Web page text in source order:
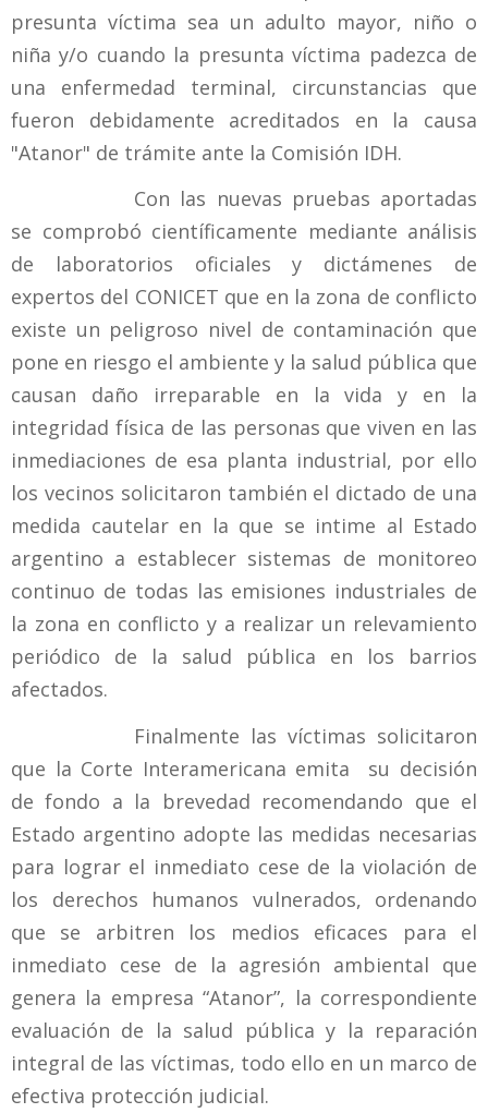
presunta víctima sea un adulto mayor, niño o
niña y/o cuando la presunta víctima padezca de
una enfermedad terminal, circunstancias que
fueron debidamente acreditados en la causa
"Atanor" de trámite ante la Comisión IDH.
Con las nuevas pruebas aportadas
se comprobó científicamente mediante análisis
de laboratorios oficiales y dictámenes de
expertos del CONICET que en la zona de conflicto
existe un peligroso nivel de contaminación que
pone en riesgo el ambiente y la salud pública que
causan daño irreparable en la vida y en la
integridad física de las personas que viven en las
inmediaciones de esa planta industrial, por ello
los vecinos solicitaron también el dictado de una
medida cautelar en la que se intime al Estado
argentino a establecer sistemas de monitoreo
continuo de todas las emisiones industriales de
la zona en conflicto y a realizar un relevamiento
periódico de la salud pública en los barrios
afectados.
Finalmente las víctimas solicitaron
que la Corte Interamericana emita su decisión
de fondo a la brevedad recomendando que el
Estado argentino adopte las medidas necesarias
para lograr el inmediato cese de la violación de
los derechos humanos vulnerados, ordenando
que se arbitren los medios eficaces para el
inmediato cese de la agresión ambiental que
genera la empresa “Atanor”, la correspondiente
evaluación de la salud pública y la reparación
integral de las víctimas, todo ello en un marco de
efectiva protección judicial.